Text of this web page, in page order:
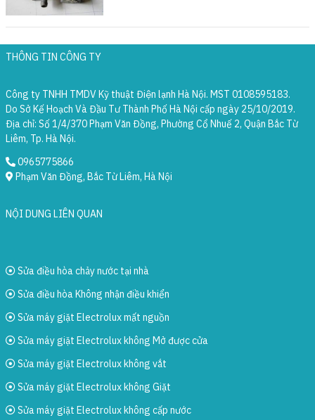
THÔNG TIN CÔNG TY
Công ty TNHH TMDV Kỹ thuật Điện lạnh Hà Nội. MST 0108595183.
Do Sở Kế Hoạch Và Đầu Tư Thành Phố Hà Nội cấp ngày 25/10/2019.
Địa chỉ: Số 1/4/370 Phạm Văn Đồng, Phường Cổ Nhuế 2, Quận Bắc Từ
Liêm, Tp. Hà Nội.
0965775866
Phạm Văn Đồng, Bắc Từ Liêm, Hà Nội
NỘI DUNG LIÊN QUAN
Sửa điều hòa chảy nước tại nhà
Sửa điều hòa Không nhận điều khiển
Sửa máy giặt Electrolux mất nguồn
Sửa máy giặt Electrolux không Mở được cửa
Sửa máy giặt Electrolux không vắt
Sửa máy giặt Electrolux không Giặt
Sửa máy giặt Electrolux không cấp nước